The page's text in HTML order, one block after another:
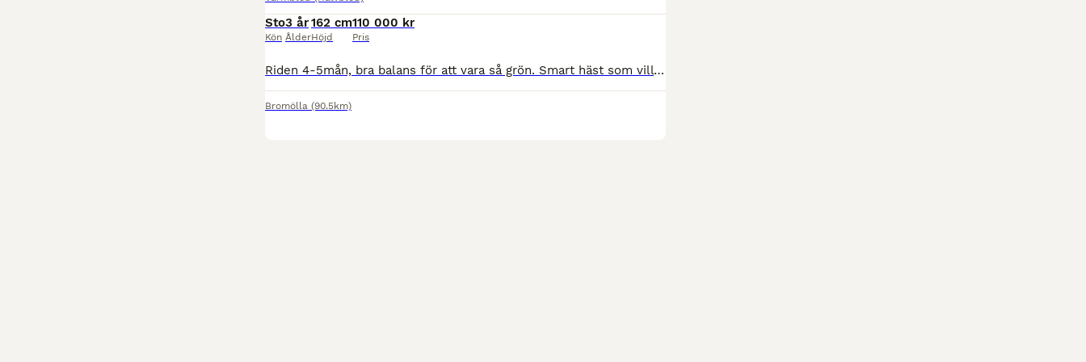
Sto
Kön
3 år
Ålder
162 cm
Höjd
110 000 kr
Pris
Riden 4-5mån, bra balans för att vara så grön. Smart häst som vill göra rätt. Mycket power o utstrålning. Passar dig som vill ha en framtida tävlingshäst i valfri kategori. Kommer gå 3-års test på sön
Bromölla (90.5km)